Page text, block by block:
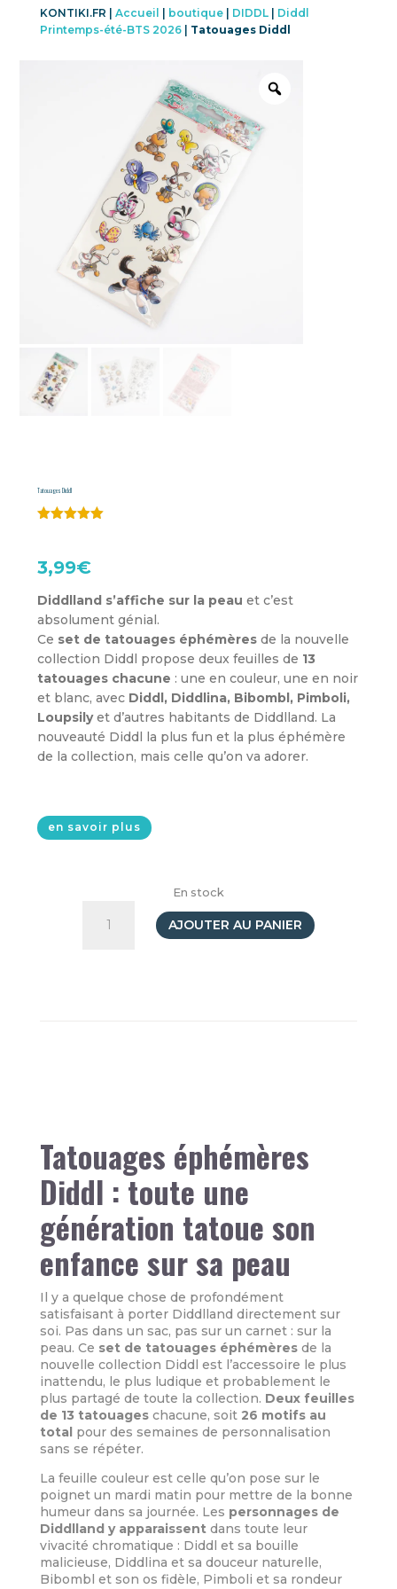
KONTIKI.FR | Accueil boutique| DIDDL| Diddl
Printemps-été-BTS 2026| Tatouages Diddl
Tatouages Diddl
notation
client
3,99€
Diddlland s’affiche sur la peau et c’est
absolument génial.
Ce set de tatouages éphémères de la nouvelle
collection Diddl propose deux feuilles de 13
tatouages chacune : une en couleur, une en noir
et blanc, avec Diddl, Diddlina, Bibombl, Pimboli,
Loupsilyet d’autres habitants de Diddlland. La
nouveauté Diddl la plus fun et la plus éphémère
de la collection, mais celle qu’on va adorer.
en savoir plus
En stock
AJOUTER AU PANIER
Tatouages éphémères
Diddl : toute une
génération tatoue son
enfance sur sa peau
Il y a quelque chose de profondément
satisfaisant à porter Diddlland directement sur
soi. Pas dans un sac, pas sur un carnet : sur la
peau. Ce set de tatouages éphémèresde la
nouvelle collection Diddl est l’accessoire le plus
inattendu, le plus ludique et probablement le
plus partagé de toute la collection. Deux feuilles
de 13 tatouageschacune, soit 26 motifs au
totalpour des semaines de personnalisation
sans se répéter.
La feuille couleur est celle qu’on pose sur le
poignet un mardi matin pour mettre de la bonne
humeur dans sa journée. Les personnages de
Diddlland y apparaissentdans toute leur
vivacité chromatique : Diddl et sa bouille
malicieuse, Diddlina et sa douceur naturelle,
Bibombl et son os fidèle, Pimboli et sa rondeur